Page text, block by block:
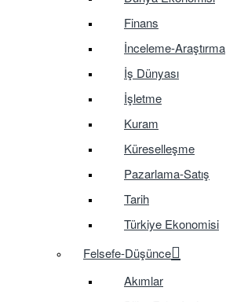
Finans
İnceleme-Araştırma
İş Dünyası
İşletme
Kuram
Küreselleşme
Pazarlama-Satış
Tarih
Türkiye Ekonomisi
Felsefe-Düşünce
Akımlar